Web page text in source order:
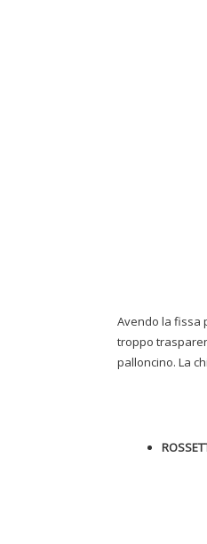
Avendo la fissa
troppo
palloncino. La